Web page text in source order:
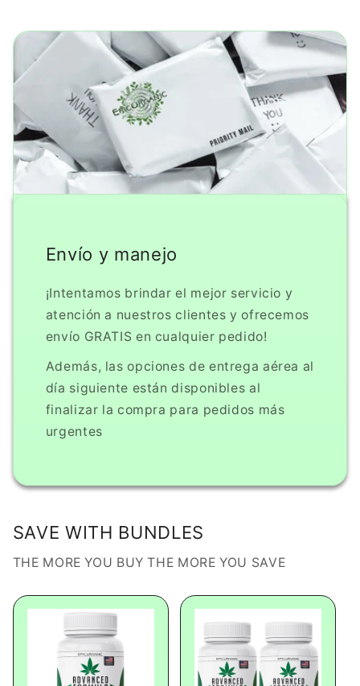
Envío y manejo
¡Intentamos brindar el mejor servicio y
atención a nuestros clientes y ofrecemos
envío GRATIS en cualquier pedido!
Además, las opciones de entrega aérea al
día siguiente están disponibles al
finalizar la compra para pedidos más
urgentes
SAVE WITH BUNDLES
THE MORE YOU BUY THE MORE YOU SAVE